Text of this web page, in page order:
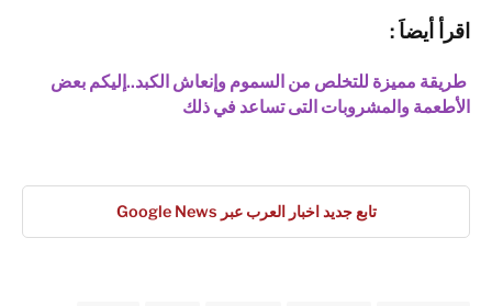
قرأ أيضاَ :
طريقة مميزة للتخلص من السموم وإنعاش الكبد..إليكم بعض
الأطعمة والمشروبات التى تساعد في ذلك
تابع جديد اخبار العرب عبر Google News